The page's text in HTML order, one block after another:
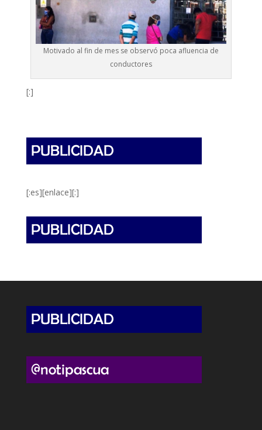
Motivado al fin de mes se observó poca afluencia de
conductores
[:]
[:es][enlace][:]